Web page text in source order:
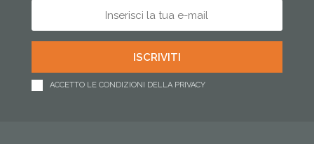
ACCETTO LE CONDIZIONI DELLA PRIVACY